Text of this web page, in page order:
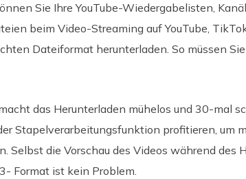
Sie Ihre YouTube-Wiedergabelisten,
beim Video-Streaming auf YouTube,
Dateiformat herunterladen. So müssen
das Herunterladen mühelos und 30-mal
Stapelverarbeitungsfunktion profitieren, um
Selbst die Vorschau des Videos während des
Format ist kein Problem.